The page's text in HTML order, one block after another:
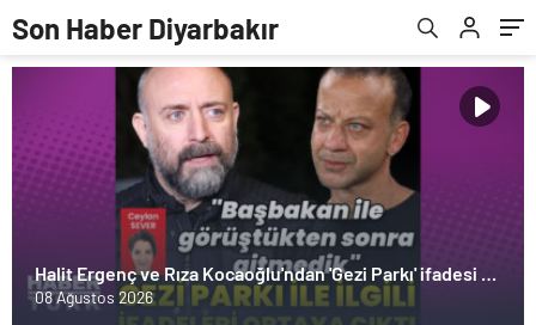
Son Haber Diyarbakır
Halit Ergenç ve Rıza Kocaoğlu'ndan 'Gezi Parkı' ifadesi –
Magazin haberleri
08 Ağustos 2026